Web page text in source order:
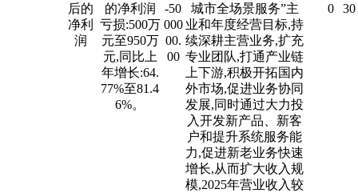
后的
净利
润
的净利润
亏损:500万
元至950万
元,同比上
年增长:64.
77%至81.4
6%。
-50
000
00.
00
城市全场景服务”主
业和年度经营目标,持
续深耕主营业务,扩充
专业团队,打通产业链
上下游,积极开拓国内
外市场,促进业务协同
发展,同时通过大力投
入开发新产品、新客
户和提升系统服务能
力,促进新老业务快速
增长,从而扩大收入规
模,2025年营业收入较
0 30